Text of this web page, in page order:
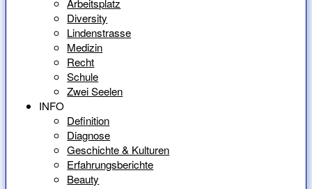
Arbeitsplatz
Diversity
Lindenstrasse
Medizin
Recht
Schule
Zwei Seelen
INFO
Definition
Diagnose
Geschichte & Kulturen
Erfahrungsberichte
Beauty